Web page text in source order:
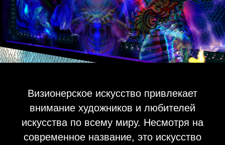
Визионерское искусство привлекает
внимание художников и любителей
искусства по всему миру. Несмотря на
современное название, это искусство